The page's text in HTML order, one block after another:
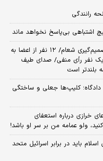
رانندگی
اشتباهی بی‌پاسخ نخواهد ماند
اظهارات جدید معاون پزشکیان درباره تصمیم‌گیری شعام/ ۱۲ نفر از اعضا به
یک نفر رأی منفی/ صدای طیف
بلندتر است
کلیپ‌ها جعلی و ساختگی
خرازی درباره استعفای
ولو عمامه من بر سر او باشد!
باید در برابر اسرائیل متحد